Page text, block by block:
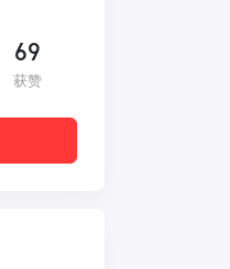
69
获赞